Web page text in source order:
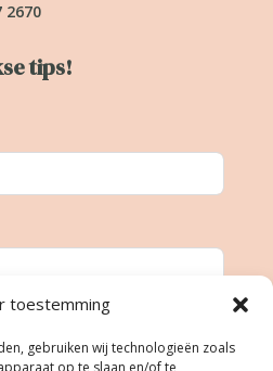
toestemming
gebruiken wij technologieën zoals
op te slaan en/of te
2670
tips!